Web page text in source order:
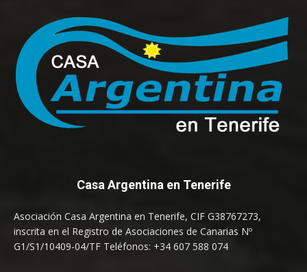
Casa Argentina en Tenerife
Asociación Casa Argentina en Tenerife, CIF G38767273,
inscrita en el Registro de Asociaciones de Canarias Nº
G1/S1/10409-04/TF Teléfonos: +34 607 588 074